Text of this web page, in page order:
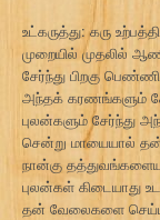
உட்கருத்து: கரு
முறையில் முதலில்
சேர்ந்து பிறகு
அந்தக் கரணங்களும்
புலன்களும் சேர்ந்து
சென்று மாயையால்
நான்கு
புலன்கள் கிடையாது
தன் வேலைகளை